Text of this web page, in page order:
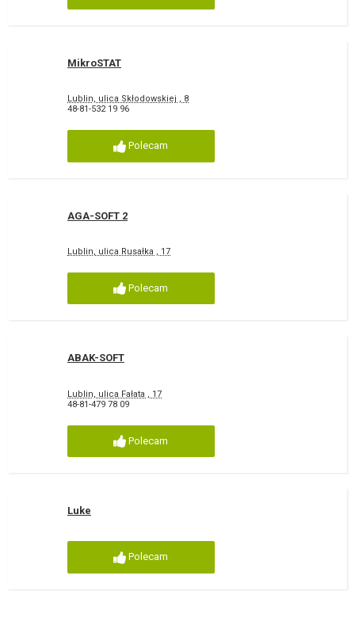
MikroSTAT
Lublin, ulica Skłodowskiej , 8
48-81-532 19 96
Polecam
AGA-SOFT 2
Lublin, ulica Rusałka , 17
Polecam
ABAK-SOFT
Lublin, ulica Fałata , 17
48-81-479 78 09
Polecam
Luke
Polecam